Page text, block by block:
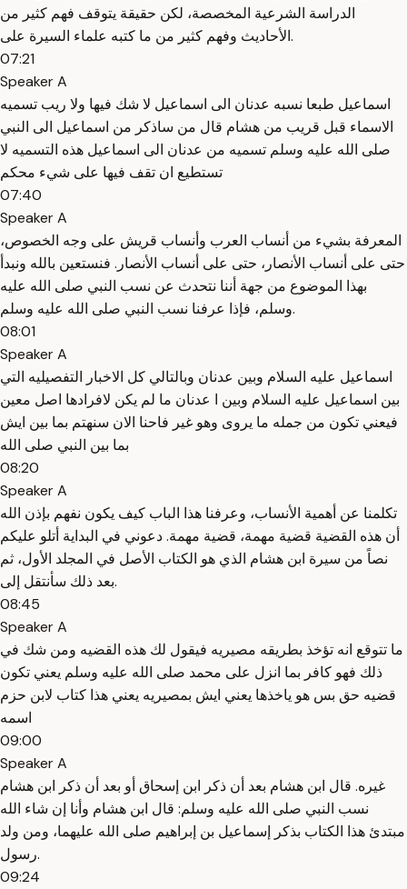
الدراسة الشرعية المخصصة، لكن حقيقة يتوقف فهم كثير من
الأحاديث وفهم كثير من ما كتبه علماء السيرة على.
07:21
Speaker A
اسماعيل طبعا نسبه عدنان الى اسماعيل لا شك فيها ولا ريب تسميه
الاسماء قبل قريب من هشام قال من ساذكر من اسماعيل الى النبي
صلى الله عليه وسلم تسميه من عدنان الى اسماعيل هذه التسميه لا
تستطيع ان تقف فيها على شيء محكم
07:40
Speaker A
المعرفة بشيء من أنساب العرب وأنساب قريش على وجه الخصوص،
حتى على أنساب الأنصار، حتى على أنساب الأنصار. فنستعين بالله ونبدأ
بهذا الموضوع من جهة أننا نتحدث عن نسب النبي صلى الله عليه
وسلم، فإذا عرفنا نسب النبي صلى الله عليه وسلم.
08:01
Speaker A
اسماعيل عليه السلام وبين عدنان وبالتالي كل الاخبار التفصيليه التي
بين اسماعيل عليه السلام وبين ا عدنان ما لم يكن لافرادها اصل معين
فيعني تكون من جمله ما يروى وهو غير فاحنا الان سنهتم بما بين ايش
بما بين النبي صلى الله
08:20
Speaker A
تكلمنا عن أهمية الأنساب، وعرفنا هذا الباب كيف يكون نفهم بإذن الله
أن هذه القضية قضية مهمة، قضية مهمة. دعوني في البداية أتلو عليكم
نصاً من سيرة ابن هشام الذي هو الكتاب الأصل في المجلد الأول، ثم
بعد ذلك سأنتقل إلى.
08:45
Speaker A
ما تتوقع انه تؤخذ بطريقه مصيريه فيقول لك هذه القضيه ومن شك في
ذلك فهو كافر بما انزل على محمد صلى الله عليه وسلم يعني تكون
قضيه حق بس هو ياخذها يعني ايش بمصيريه يعني هذا كتاب لابن حزم
اسمه
09:00
Speaker A
غيره. قال ابن هشام بعد أن ذكر ابن إسحاق أو بعد أن ذكر ابن هشام
نسب النبي صلى الله عليه وسلم: قال ابن هشام وأنا إن شاء الله
مبتدئ هذا الكتاب بذكر إسماعيل بن إبراهيم صلى الله عليهما، ومن ولد
رسول.
09:24